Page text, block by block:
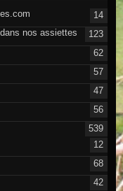
14
nos assiettes
123
62
57
47
56
539
12
68
42